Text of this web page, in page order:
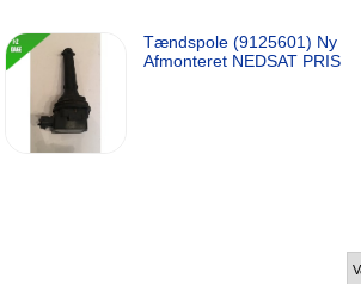
Tændspole (9125601) Ny
Afmonteret NEDSAT PRIS